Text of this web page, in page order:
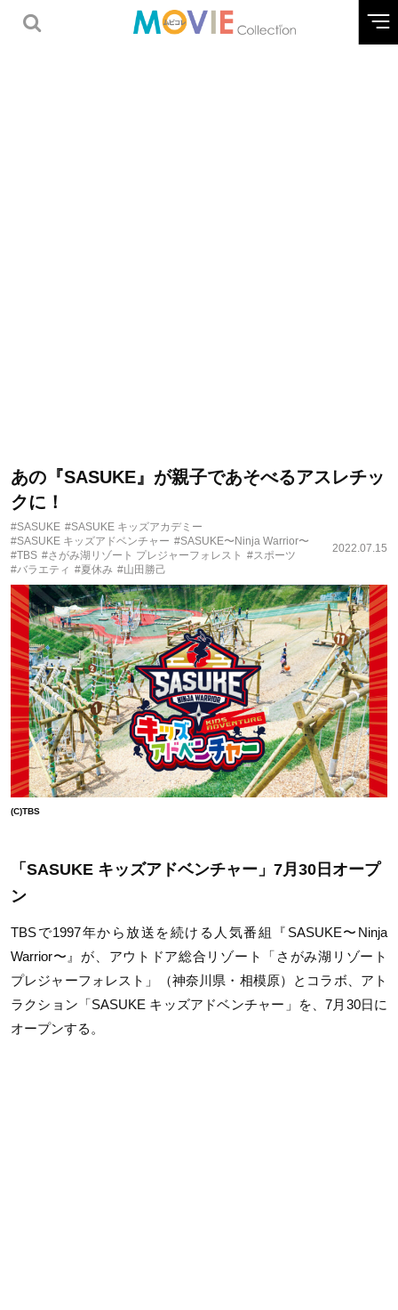
あの『SASUKE』が親子であそべるアスレチッ
クに！
#SASUKE #SASUKE キッズアカデミー
#SASUKE キッズアドベンチャー #SASUKE〜Ninja Warrior〜
#TBS #さがみ湖リゾート プレジャーフォレスト #スポーツ
#バラエティ #夏休み #山田勝己
2022.07.15
(C)TBS
「SASUKE キッズアドベンチャー」7月30日オープ
ン
TBSで1997年から放送を続ける人気番組『SASUKE〜Ninja
Warrior〜』が、アウトドア総合リゾート「さがみ湖リゾート
プレジャーフォレスト」（神奈川県・相模原）とコラボ、アト
ラクション「SASUKE キッズアドベンチャー」を、7月30日に
オープンする。